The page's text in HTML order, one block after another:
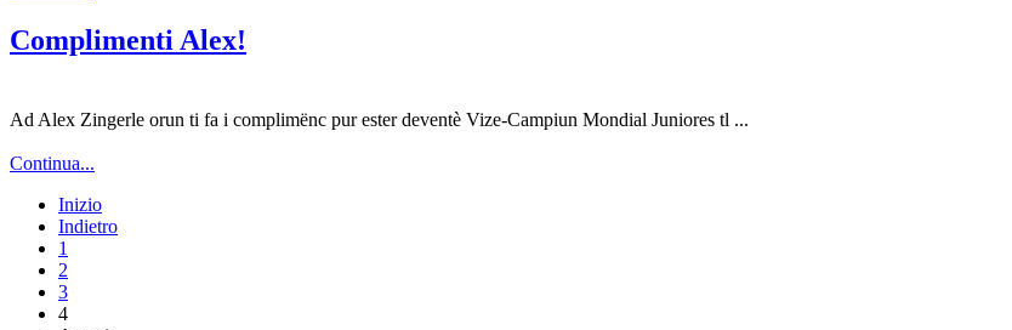
Complimenti Alex!
Ad Alex Zingerle orun ti fa i complimënc pur ester deventè Vize-Campiun Mondial Juniores tl ...
Continua...
Inizio
Indietro
1
2
3
4